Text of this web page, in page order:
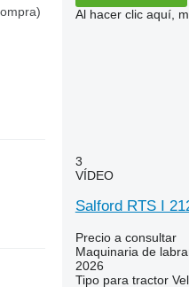
Al hacer clic aquí,
3
VÍDEO
Salford RTS I
Precio a consultar
Maquinaria de
2026
Tipo para tractor